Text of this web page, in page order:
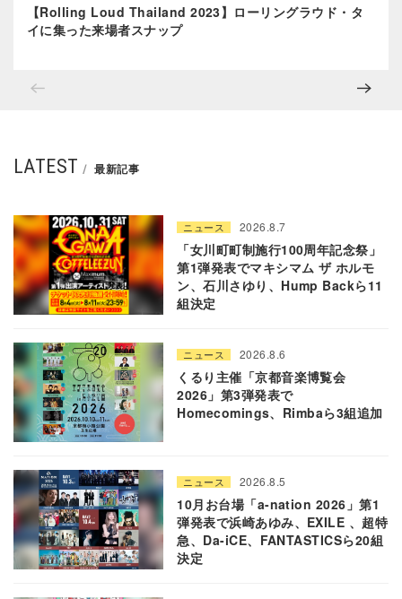
【Rolling Loud Thailand 2023】ローリングラウド・タ
イに集った来場者スナップ
LATEST 最新記事
ニュース 2026.8.7
「女川町町制施行100周年記念祭」
第1弾発表でマキシマム ザ ホルモ
ン、石川さゆり、Hump Backら11
組決定
ニュース 2026.8.6
くるり主催「京都音楽博覧会
2026」第3弾発表で
Homecomings、Rimbaら3組追加
ニュース 2026.8.5
10月お台場「a-nation 2026」第1
弾発表で浜崎あゆみ、EXILE 、超特
急、Da-iCE、FANTASTICSら20組
決定